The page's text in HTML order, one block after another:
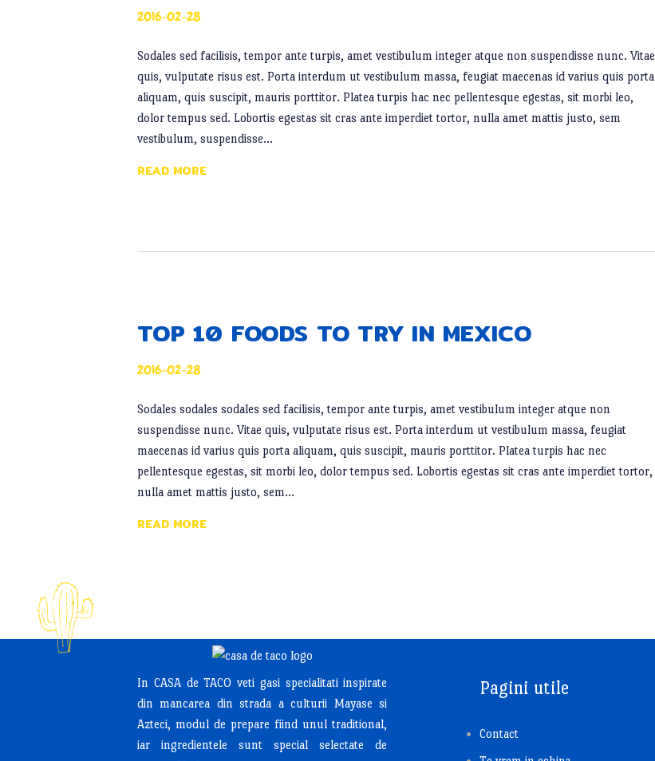
2016-02-28
Sodales sed facilisis, tempor ante turpis, amet vestibulum integer atque non suspendisse nunc. Vitae
quis, vulputate risus est. Porta interdum ut vestibulum massa, feugiat maecenas id varius quis porta
aliquam, quis suscipit, mauris porttitor. Platea turpis hac nec pellentesque egestas, sit morbi leo,
dolor tempus sed. Lobortis egestas sit cras ante imperdiet tortor, nulla amet mattis justo, sem
vestibulum, suspendisse…
READ MORE
TOP 10 FOODS TO TRY IN MEXICO
2016-02-28
Sodales sodales sodales sed facilisis, tempor ante turpis, amet vestibulum integer atque non
suspendisse nunc. Vitae quis, vulputate risus est. Porta interdum ut vestibulum massa, feugiat
maecenas id varius quis porta aliquam, quis suscipit, mauris porttitor. Platea turpis hac nec
pellentesque egestas, sit morbi leo, dolor tempus sed. Lobortis egestas sit cras ante imperdiet tortor,
nulla amet mattis justo, sem…
READ MORE
In CASA de TACO veti gasi specialitati inspirate
din mancarea din strada a culturii Mayase si
Azteci, modul de prepare fiind unul traditional,
iar ingredientele sunt special selectate de
Pagini utile
Contact